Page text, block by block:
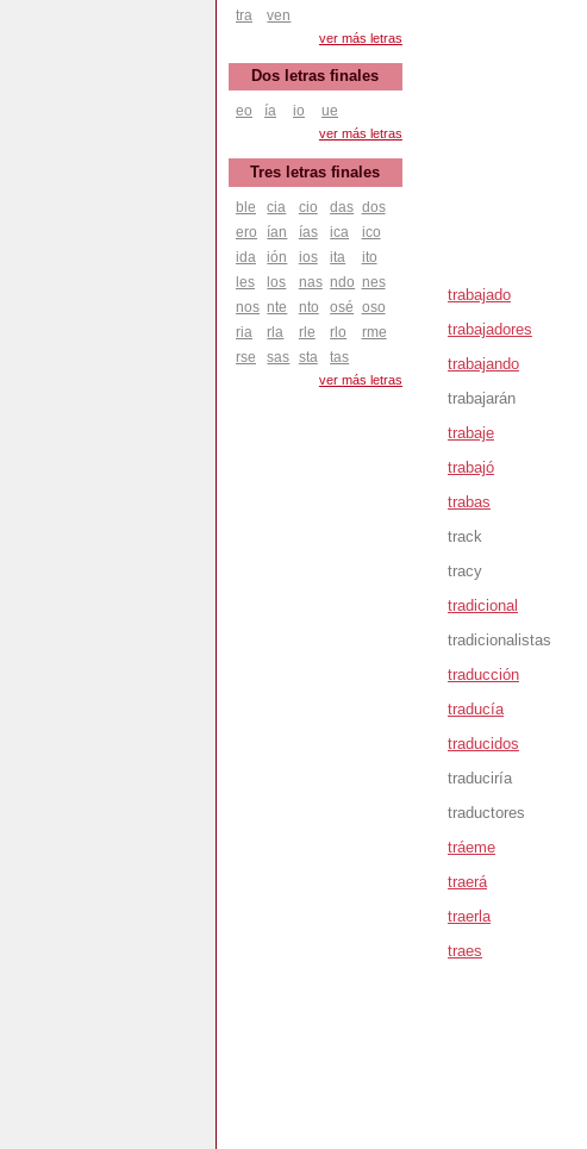
trabajado
trabajadores
trabajando
trabajarán
trabaje
trabajó
trabas
track
tracy
tradicional
tradicionalistas
traducción
traducía
traducidos
traduciría
traductores
tráeme
traerá
traerla
traes
tra
ven
ver más letras
Dos letras finales
eo ía io ue
ver más letras
Tres letras finales
ble cia cio das dos
ero
ían ías ica
ico
ida
ión ios ita
ito
les
los nas ndo nes
nos nte nto osé oso
ria
rla rle rlo
rme
rse
sas sta tas
ver más letras